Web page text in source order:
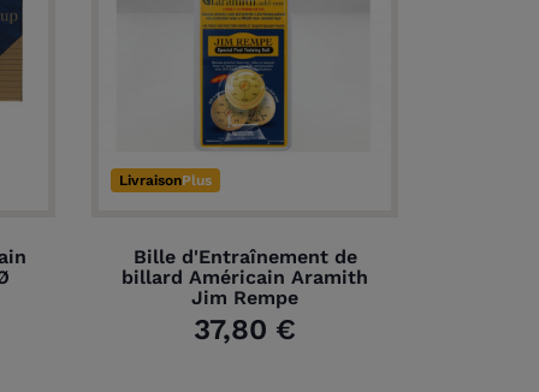
LivraisonPlus
Bille d'Entraînement de
billard Américain Aramith
Jim Rempe
37,80 €